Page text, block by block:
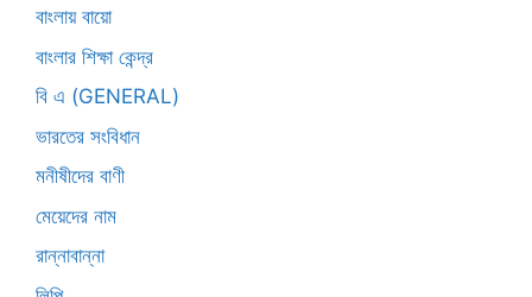
বাংলায় বায়ো
বাংলার শিক্ষা কেন্দ্র
বি এ (GENERAL)
ভারতের সংবিধান
মনীষীদের বাণী
মেয়েদের নাম
রান্নাবান্না